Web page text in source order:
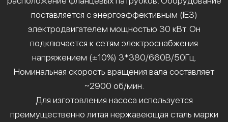
поставляется с энергоэффективным (IE3)
электродвигателем мощностью 30 кВт. Он
подключается к сетям электроснабжения
напряжением (±10%) 3*380/660В/50Гц.
Номинальная скорость вращения вала составляет
~2900 об/мин.
Для изготовления насоса используется
преимущественно литая нержавеющая сталь марки